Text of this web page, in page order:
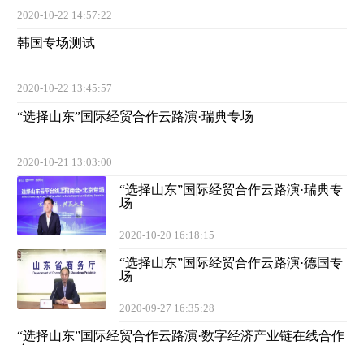
2020-10-22 14:57:22
韩国专场测试
2020-10-22 13:45:57
“选择山东”国际经贸合作云路演·瑞典专场
2020-10-21 13:03:00
“选择山东”国际经贸合作云路演·瑞典专
场
2020-10-20 16:18:15
“选择山东”国际经贸合作云路演·德国专
场
2020-09-27 16:35:28
“选择山东”国际经贸合作云路演·数字经济产业链在线合作